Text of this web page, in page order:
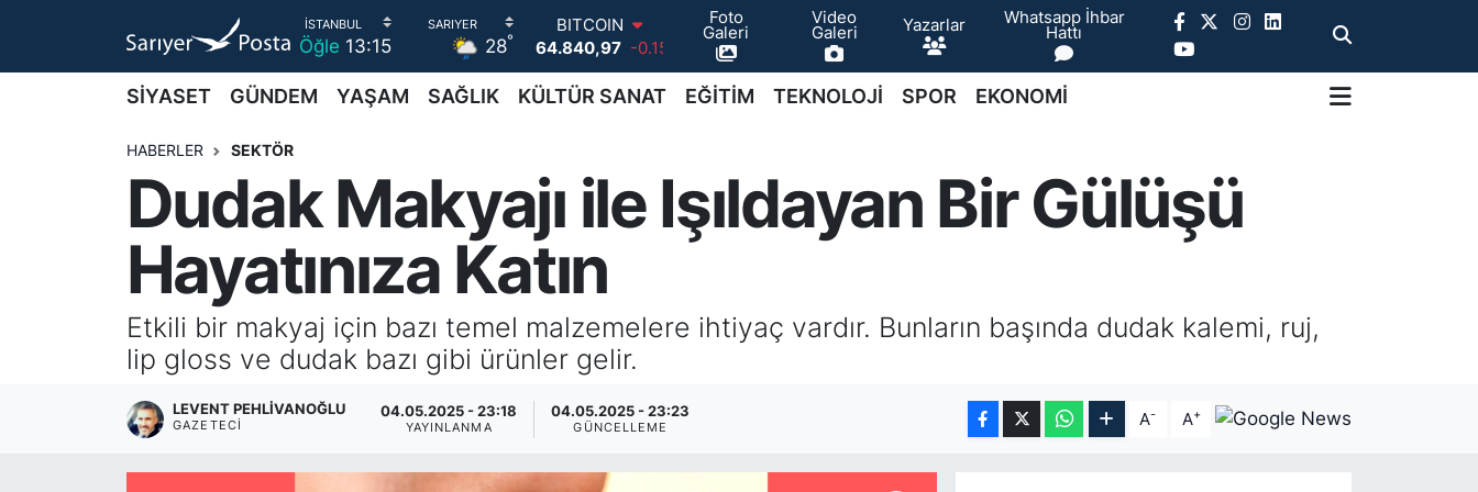
Öğle 13:15 28°
DOLAR
47,7436
0.18
EURO
55,2510 0.32
6660.55 0
BİST100
13.779 -14
BITCOIN
64.840,97
Foto
Galeri
Video
Galeri Yazarlar Whatsapp İhbar
Hattı
SİYASET GÜNDEM YAŞAM SAĞLIK KÜLTÜR SANAT EĞİTİM TEKNOLOJİ SPOR EKONOMİ
HABERLER SEKTÖR
Dudak Makyajı ile Işıldayan Bir Gülüşü
Hayatınıza Katın
Etkili bir makyaj için bazı temel malzemelere ihtiyaç vardır. Bunların başında dudak kalemi, ruj,
lip gloss ve dudak bazı gibi ürünler gelir.
LEVENT PEHLIVANOĞLU
GAZETECI
04.05.2025 - 23:18
YAYINLANMA
04.05.2025 - 23:23
GÜNCELLEME A- A+
AKTUEL
ALT MANŞETLER
EKONOMİ
FOTO GALERİ
GÜNCEL HABERLER
GÜNDEM
İstanbul Nöbetçi Eczaneler
İstanbul Hava Durumu
İstanbul Namaz Vakitleri
İstanbul Trafik Yoğunluk Haritası
Süper Lig Puan Durumu ve Fikstür
Tüm Manşetler
Son Dakika Haberleri
Haber Arşivi